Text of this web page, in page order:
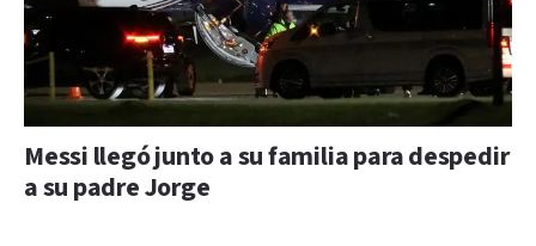
Messi llegó junto a su familia para despedir
a su padre Jorge